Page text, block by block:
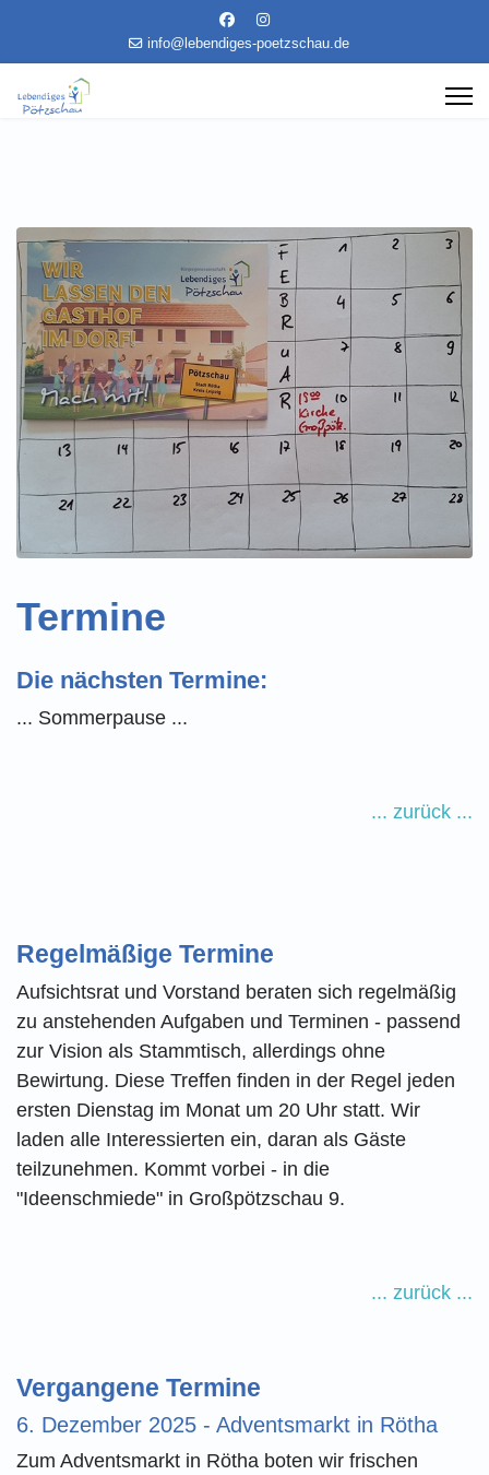
info@lebendiges-poetzschau.de
Termine
Die nächsten Termine:
... Sommerpause ...
... zurück ...
Regelmäßige Termine
Aufsichtsrat und Vorstand beraten sich regelmäßig
zu anstehenden Aufgaben und Terminen - passend
zur Vision als Stammtisch, allerdings ohne
Bewirtung. Diese Treffen finden in der Regel jeden
ersten Dienstag im Monat um 20 Uhr statt. Wir
laden alle Interessierten ein, daran als Gäste
teilzunehmen. Kommt vorbei - in die
"Ideenschmiede" in Großpötzschau 9.
... zurück ...
Vergangene Termine
6. Dezember 2025 - Adventsmarkt in Rötha
Zum Adventsmarkt in Rötha boten wir frischen